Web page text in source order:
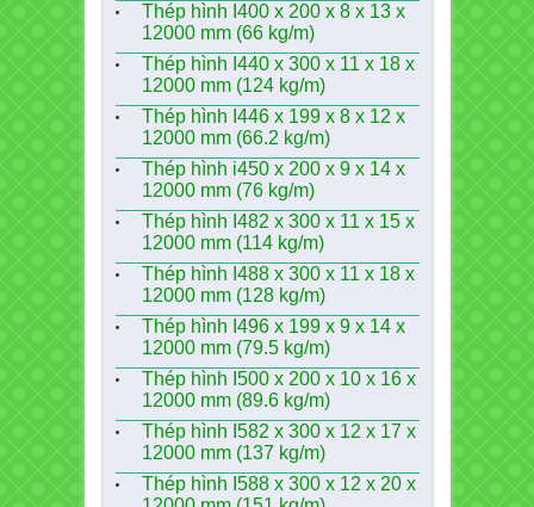
Thép hình I400 x 200 x 8 x 13 x
12000 mm (66 kg/m)
Thép hình I440 x 300 x 11 x 18 x
12000 mm (124 kg/m)
Thép hình I446 x 199 x 8 x 12 x
12000 mm (66.2 kg/m)
Thép hình i450 x 200 x 9 x 14 x
12000 mm (76 kg/m)
Thép hình I482 x 300 x 11 x 15 x
12000 mm (114 kg/m)
Thép hình I488 x 300 x 11 x 18 x
12000 mm (128 kg/m)
Thép hình I496 x 199 x 9 x 14 x
12000 mm (79.5 kg/m)
Thép hình I500 x 200 x 10 x 16 x
12000 mm (89.6 kg/m)
Thép hình I582 x 300 x 12 x 17 x
12000 mm (137 kg/m)
Thép hình I588 x 300 x 12 x 20 x